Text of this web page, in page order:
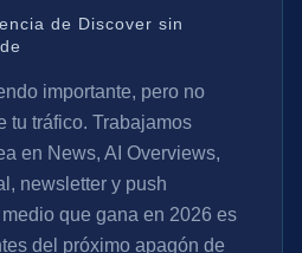
de Discover sin
importante, pero no
tu tráfico. Trabajamos
en News, AI Overviews,
newsletter y push
que gana en 2026 es
del próximo apagón de